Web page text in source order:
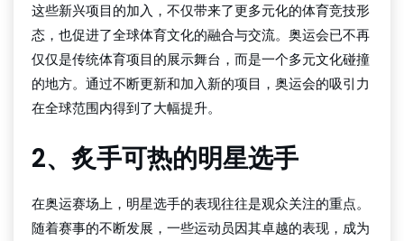
这些新兴项目的加入，不仅带来了更多元化的体育竞技形
态，也促进了全球体育文化的融合与交流。奥运会已不再
仅仅是传统体育项目的展示舞台，而是一个多元文化碰撞
的地方。通过不断更新和加入新的项目，奥运会的吸引力
在全球范围内得到了大幅提升。
2、炙手可热的明星选手
在奥运赛场上，明星选手的表现往往是观众关注的重点。
随着赛事的不断发展，一些运动员因其卓越的表现，成为